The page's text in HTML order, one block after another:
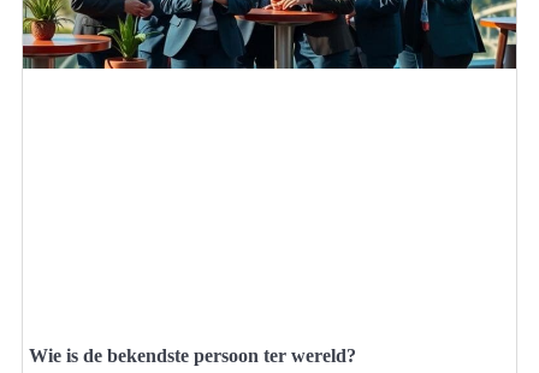
Wie is de bekendste persoon ter wereld?